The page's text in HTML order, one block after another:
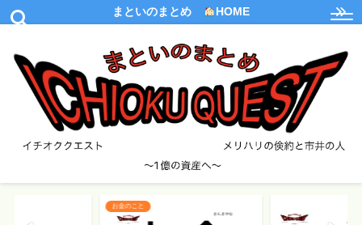
まといのまとめ HOME